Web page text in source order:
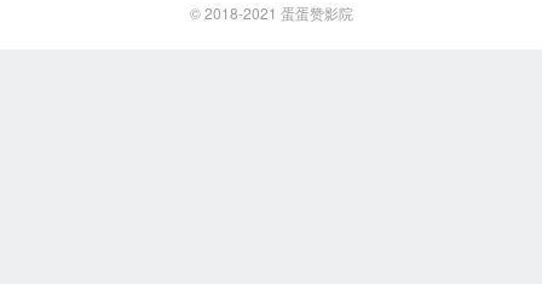
© 2018-2021 蛋蛋赞影院